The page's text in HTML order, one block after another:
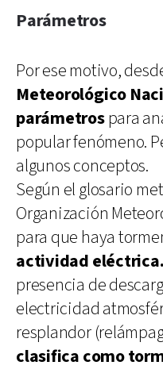
Parámetros
Por ese motivo,
Meteorológico
parámetrospara
popular fenómeno.
algunos conceptos.
Según el glosario
Organización
para que haya
actividad
presencia de
electricidad
resplandor
clasifica como